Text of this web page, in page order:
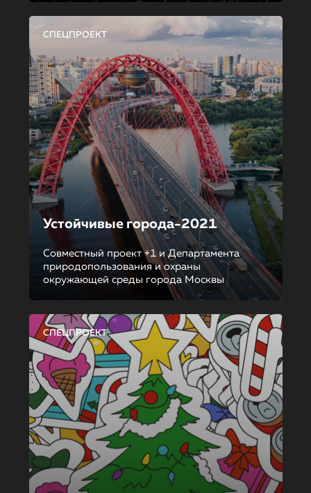
СПЕЦПРОЕКТ
Устойчивые города-2021
Совместный проект +1 и Департамента
природопользования и охраны
окружающей среды города Москвы
СПЕЦПРОЕКТ